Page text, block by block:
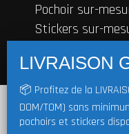
Pochoir sur-
Stickers sur-
réservés | TVA non
du CGI | Mentions
Réglement|Blog
En cliquant sur "J'accepte",
appareil afin d'améliorer la
site et de contribuer à nos
📦 Profitez de la
DOM/TOM) sans
pochoirs et stickers